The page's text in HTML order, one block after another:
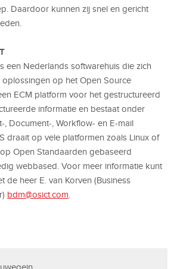
Daardoor kunnen zij snel en gericht
een Nederlands softwarehuis die zich
op het Open Source
ECM platform voor het gestructureerd
informatie en bestaat onder
, Document-, Workflow- en E-mail
draait op vele platformen zoals Linux of
Open Standaarden gebaseerd
webbased. Voor meer informatie kunt
de heer E. van Korven (Business
bdm@osict.com